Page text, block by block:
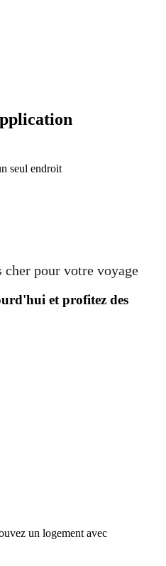
seul endroit
pour votre voyage
et profitez des
un logement avec